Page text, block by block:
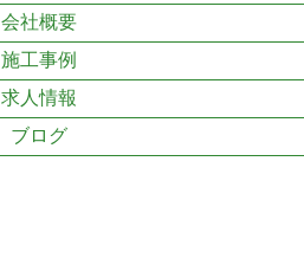
会社概要
施工事例
求人情報
ブログ